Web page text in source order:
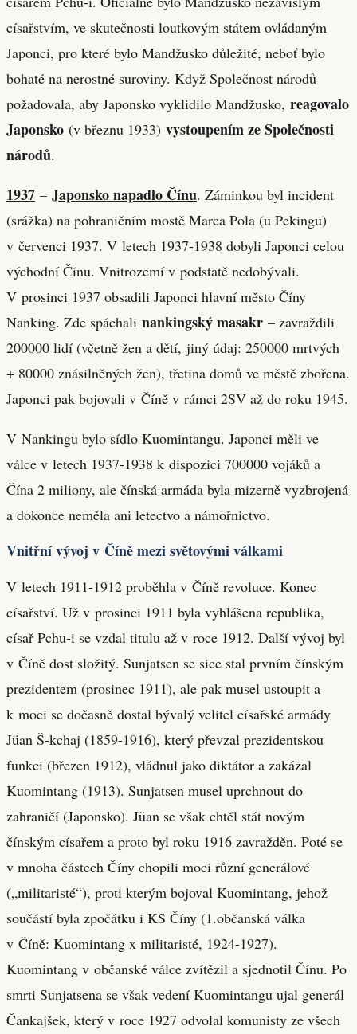
císařstvím, ve skutečnosti loutkovým státem ovládaným
Japonci, pro které bylo Mandžusko důležité, neboť bylo
bohaté na nerostné suroviny. Když Společnost národů
požadovala, aby Japonsko vyklidilo Mandžusko, reagovalo
Japonsko (v březnu 1933) vystoupením ze Společnosti
národů.
1937 – Japonsko napadlo Čínu. Záminkou byl incident
(srážka) na pohraničním mostě Marca Pola (u Pekingu)
v červenci 1937. V letech 1937-1938 dobyli Japonci celou
východní Čínu. Vnitrozemí v podstatě nedobývali.
V prosinci 1937 obsadili Japonci hlavní město Číny
Nanking. Zde spáchali nankingský masakr – zavraždili
200000 lidí (včetně žen a dětí, jiný údaj: 250000 mrtvých
+ 80000 znásilněných žen), třetina domů ve městě zbořena.
Japonci pak bojovali v Číně v rámci 2SV až do roku 1945.
V Nankingu bylo sídlo Kuomintangu. Japonci měli ve
válce v letech 1937-1938 k dispozici 700000 vojáků a
Čína 2 miliony, ale čínská armáda byla mizerně vyzbrojená
a dokonce neměla ani letectvo a námořnictvo.
Vnitřní vývoj v Číně mezi světovými válkami
V letech 1911-1912 proběhla v Číně revoluce. Konec
císařství. Už v prosinci 1911 byla vyhlášena republika,
císař Pchu-i se vzdal titulu až v roce 1912. Další vývoj byl
v Číně dost složitý. Sunjatsen se sice stal prvním čínským
prezidentem (prosinec 1911), ale pak musel ustoupit a
k moci se dočasně dostal bývalý velitel císařské armády
Jüan Š-kchaj (1859-1916), který převzal prezidentskou
funkci (březen 1912), vládnul jako diktátor a zakázal
Kuomintang (1913). Sunjatsen musel uprchnout do
zahraničí (Japonsko). Jüan se však chtěl stát novým
čínským císařem a proto byl roku 1916 zavražděn. Poté se
v mnoha částech Číny chopili moci různí generálové
(„militaristé“), proti kterým bojoval Kuomintang, jehož
součástí byla zpočátku i KS Číny (1.občanská válka
v Číně: Kuomintang x militaristé, 1924-1927).
Kuomintang v občanské válce zvítězil a sjednotil Čínu. Po
smrti Sunjatsena se však vedení Kuomintangu ujal generál
Čankajšek, který v roce 1927 odvolal komunisty ze všech